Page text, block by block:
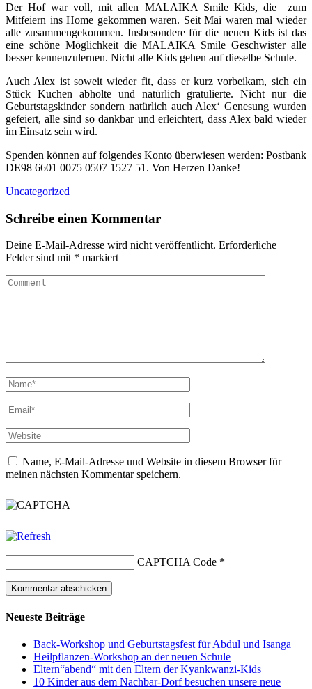
Der Hof war voll, mit allen MALAIKA Smile Kids, die zum
Mitfeiern ins Home gekommen waren. Seit Mai waren mal wieder
alle zusammengekommen. Insbesondere für die neuen Kids ist das
eine schöne Möglichkeit die MALAIKA Smile Geschwister alle
besser kennenzulernen. Nicht alle Kids gehen auf dieselbe Schule.
Auch Alex ist soweit wieder fit, dass er kurz vorbeikam, sich ein
Stück Kuchen abholte und natürlich gratulierte. Nicht nur die
Geburtstagskinder sondern natürlich auch Alex‘ Genesung wurden
gefeiert, alle sind so dankbar und erleichtert, dass Alex bald wieder
im Einsatz sein wird.
Spenden können auf folgendes Konto überwiesen werden: Postbank
DE98 6601 0075 0507 1527 51. Von Herzen Danke!
Uncategorized
Schreibe einen Kommentar
Deine E-Mail-Adresse wird nicht veröffentlicht. Erforderliche
Felder sind mit * markiert
Name, E-Mail-Adresse und Website in diesem Browser für
meinen nächsten Kommentar speichern.
CAPTCHA Code *
Neueste Beiträge
Back-Workshop und Geburtstagsfest für Abdul und Isanga
Heilpflanzen-Workshop an der neuen Schule
Eltern“abend“ mit den Eltern der Kyankwanzi-Kids
10 Kinder aus dem Nachbar-Dorf besuchen unsere neue